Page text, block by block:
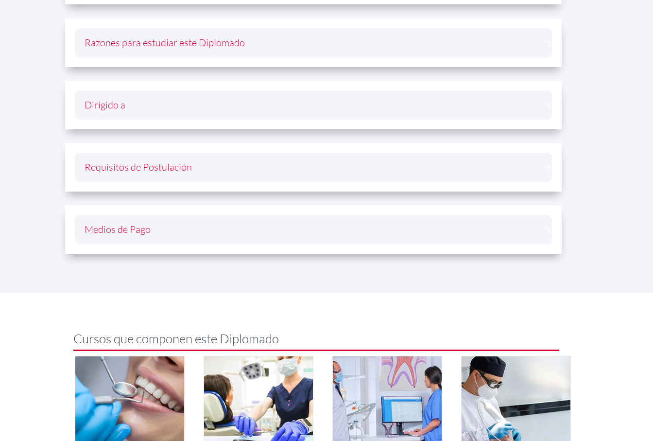
Razones para estudiar este Diplomado
Dirigido a
Requisitos de Postulación
Medios de Pago
Cursos que componen este Diplomado